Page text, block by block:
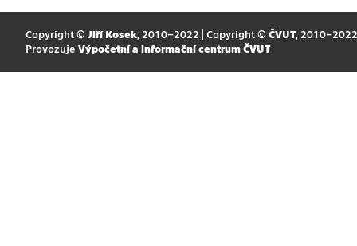
Copyright © Jiří Kosek, 2010–2022 | Copyright © ČVUT, 2010–2022
Provozuje Výpočetní a informační centrum ČVUT